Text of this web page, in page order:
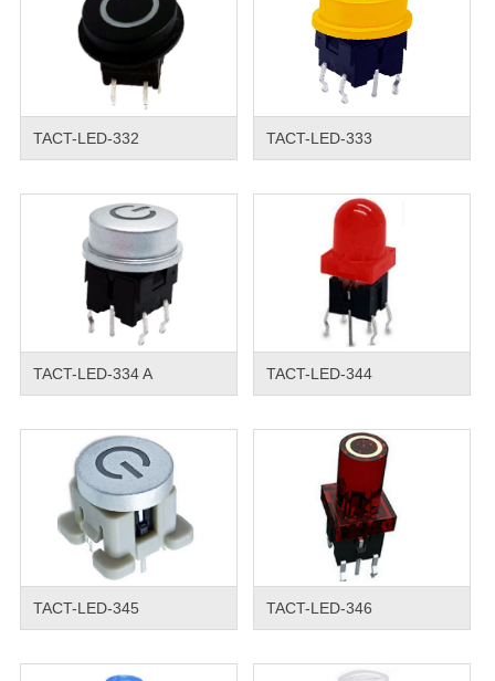
TACT-LED-332 TACT-LED-333
TACT-LED-334 A TACT-LED-344
TACT-LED-345 TACT-LED-346